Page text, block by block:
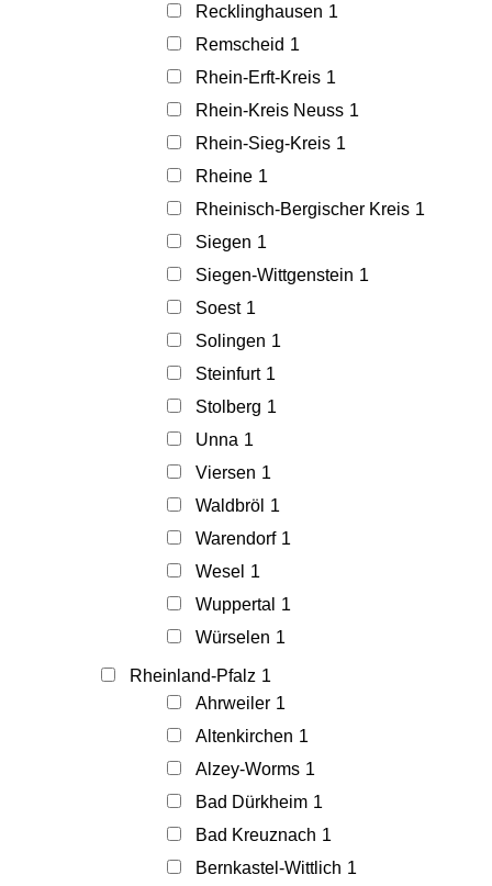
Recklinghausen 1
Remscheid 1
Rhein-Erft-Kreis 1
Rhein-Kreis Neuss 1
Rhein-Sieg-Kreis 1
Rheine 1
Rheinisch-Bergischer Kreis 1
Siegen 1
Siegen-Wittgenstein 1
Soest 1
Solingen 1
Steinfurt 1
Stolberg 1
Unna 1
Viersen 1
Waldbröl 1
Warendorf 1
Wesel 1
Wuppertal
1
Würselen 1
Rheinland-Pfalz 1
Ahrweiler 1
Altenkirchen 1
Alzey-Worms 1
Bad Dürkheim 1
Bad Kreuznach 1
Bernkastel-Wittlich 1